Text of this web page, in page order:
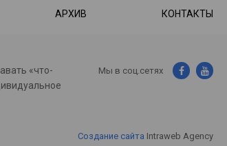
АРХИВ КОНТАКТЫ
«что-
Мы в соц.сетях
Создание сайта Intraweb Agency